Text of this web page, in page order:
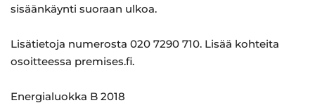
sisäänkäynti suoraan ulkoa.
Lisätietoja numerosta 020 7290 710. Lisää kohteita
osoitteessa premises.fi.
Energialuokka B 2018